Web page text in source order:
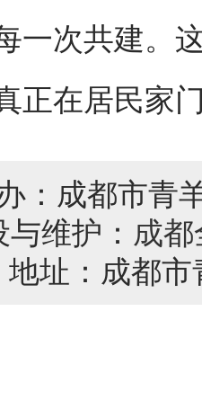
一次共建。
正在居民家
：成都市青
维护： 成
地址：成都